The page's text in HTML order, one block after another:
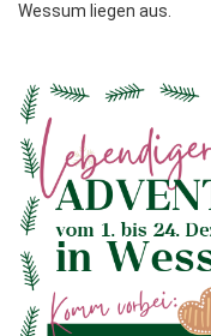
Wessum liegen aus.